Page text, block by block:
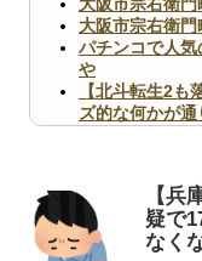
大阪市宗右衛
パチンコで人
や
【北斗転生2も
ズ的な何かが通
【
疑で
なく